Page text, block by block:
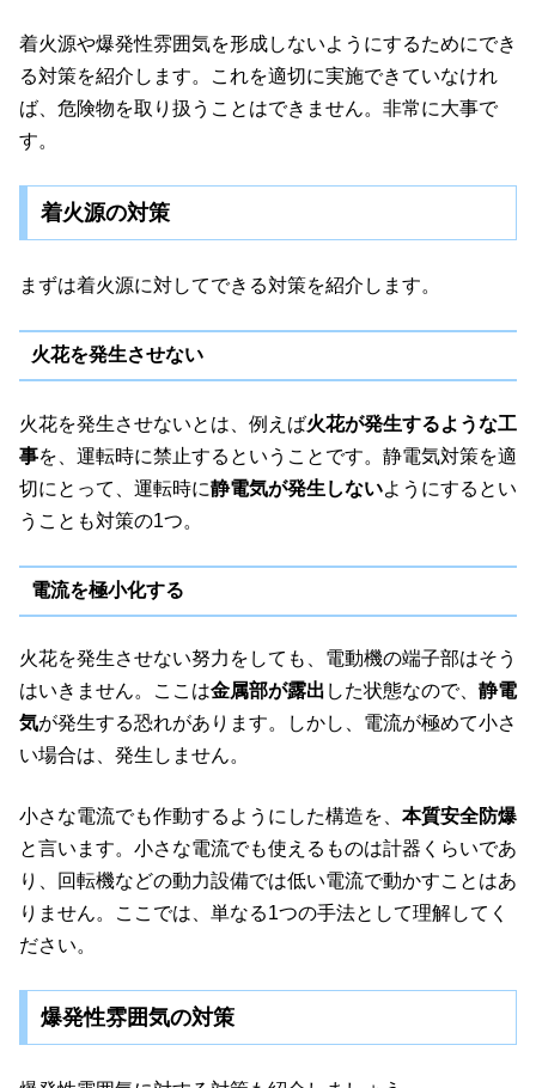
着火源や爆発性雰囲気を形成しないようにするためにでき
る対策を紹介します。これを適切に実施できていなけれ
ば、危険物を取り扱うことはできません。非常に大事で
す。
着火源の対策
まずは着火源に対してできる対策を紹介します。
火花を発生させない
火花を発生させないとは、例えば火花が発生するような工
事を、運転時に禁止するということです。静電気対策を適
切にとって、運転時に静電気が発生しないようにするとい
うことも対策の1つ。
電流を極小化する
火花を発生させない努力をしても、電動機の端子部はそう
はいきません。ここは金属部が露出 した状態なので、 静電
気が発生する恐れがあります。しかし、電流が極めて小さ
い場合は、発生しません。
小さな電流でも作動するようにした構造を、 本質安全防爆
と言います。小さな電流でも使えるものは計器くらいであ
り、回転機などの動力設備では低い電流で動かすことはあ
りません。ここでは、単なる1つの手法として理解してく
ださい。
爆発性雰囲気の対策